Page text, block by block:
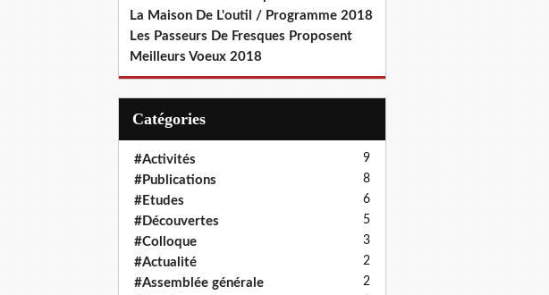
La Maison De L'outil / Programme 2018
Les Passeurs De Fresques Proposent
Meilleurs Voeux 2018
Catégories
#Activités 9
#Publications 8
#Etudes 6
#Découvertes 5
#Colloque 3
#Actualité 2
#Assemblée générale 2